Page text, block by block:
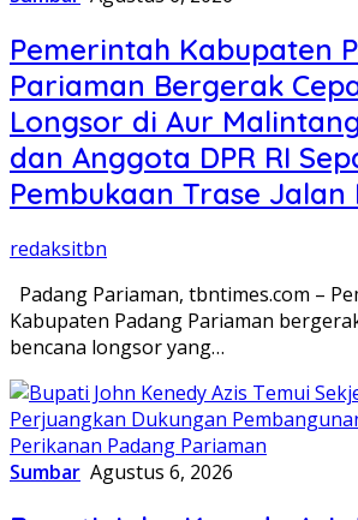
Pemerintah Kabupaten
Pariaman Bergerak
Longsor di Aur
dan Anggota DPR RI
Pembukaan Trase Jalan
redaksitbn
Padang Pariaman, tbntimes.com –
Kabupaten Padang Pariaman
bencana longsor yang…
Sumbar Agustus 6, 2026